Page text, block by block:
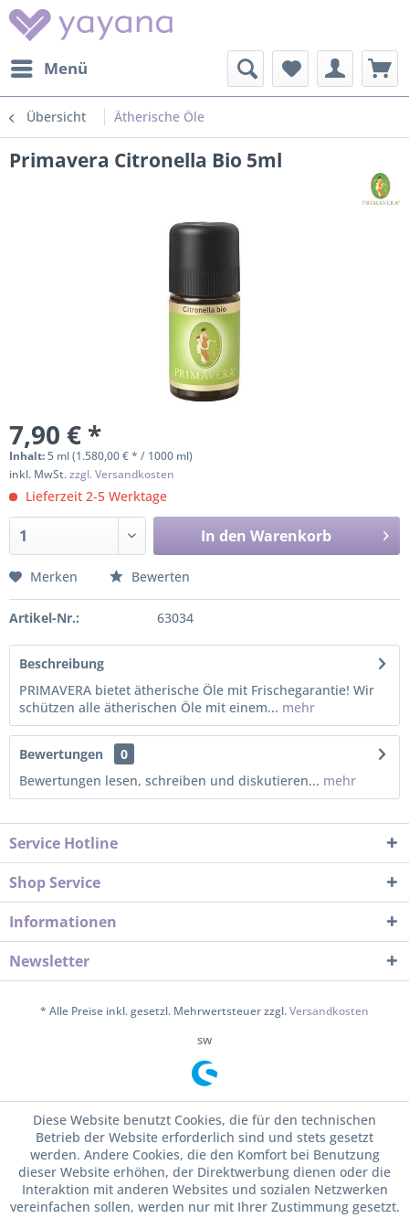
Menü
Übersicht Ätherische Öle
Primavera Citronella Bio 5ml
7,90 € *
Inhalt:5 ml (1.580,00 € * / 1000 ml)
inkl. MwSt.zzgl. Versandkosten
Lieferzeit 2-5 Werktage
In den Warenkorb
Merken Bewerten
Artikel-Nr.: 63034
Beschreibung
PRIMAVERA bietet ätherische Öle mit Frischegarantie! Wir
schützen alle ätherischen Öle mit einem... mehr
Bewertungen
0
Bewertungen lesen, schreiben und diskutieren... mehr
Service Hotline
Shop Service
Informationen
Newsletter
* Alle Preise inkl. gesetzl. Mehrwertsteuer zzgl.Versandkosten
sw
Diese Website benutzt Cookies, die für den technischen
Betrieb der Website erforderlich sind und stets gesetzt
werden. Andere Cookies, die den Komfort bei Benutzung
dieser Website erhöhen, der Direktwerbung dienen oder die
Interaktion mit anderen Websites und sozialen Netzwerken
vereinfachen sollen, werden nur mit Ihrer Zustimmung gesetzt.